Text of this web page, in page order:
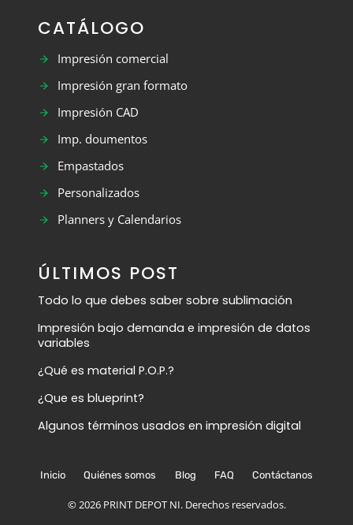
CATÁLOGO
Impresión comercial
Impresión gran formato
Impresión CAD
Imp. doumentos
Empastados
Personalizados
Planners y Calendarios
ÚLTIMOS POST
Todo lo que debes saber sobre sublimación
Impresión bajo demanda e impresión de datos
variables
¿Qué es material P.O.P.?
¿Que es blueprint?
Algunos términos usados en impresión digital
© 2026 PRINT DEPOT NI. Derechos reservados.
Inicio Quiénes somos Blog FAQ Contáctanos